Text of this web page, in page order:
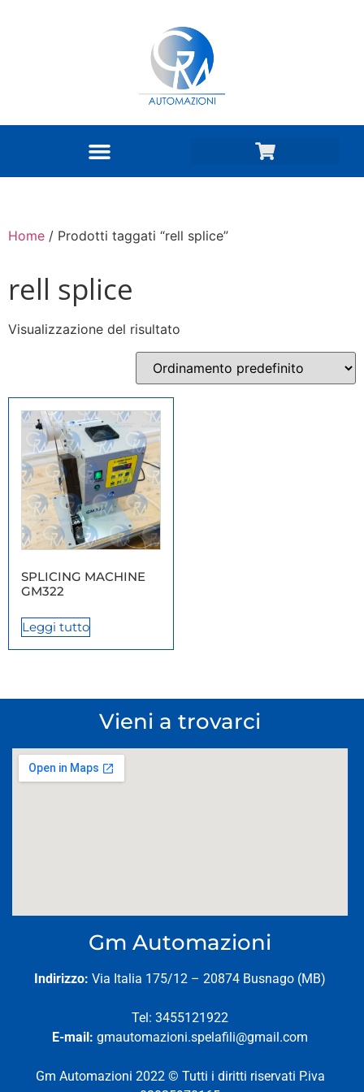
Home / Prodotti taggati “rell splice”
rell splice
Visualizzazione del risultato
SPLICING MACHINE
GM322
Leggi tutto
Gm Automazioni
Indirizzo: Via Italia 175/12 – 20874 Busnago (MB)
Tel: 3455121922
E-mail: gmautomazioni.spelafili@gmail.com
Gm Automazioni 2022 © Tutti i diritti riservati P.iva
Vieni a trovarci